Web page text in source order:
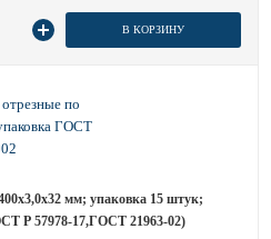
В КОРЗИНУ
мм; упаковка 15 штук;
Р 57978-17,ГОСТ 21963-02)